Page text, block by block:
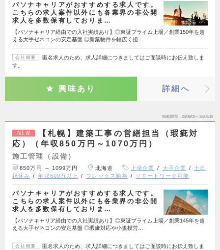
パソナキャリアがおすすめする求人です。
こちらの求人案件以外にも各業界の非公開
求人を多数保有しておりま…
【パソナキャリア経由での入社実績あり】◎東証プライム上場／創業150年を超
える大手ゼネコンの安定基盤 ◎新築物件を幅広く担…
会社概要
匿名求人のため、求人詳細につきましてはご面談時にお伝え致しま
す。
興味あり 詳細へ
掲載期間 26/08/06～26/08/19
NEW
【札幌】建築工事の営繕担当（瑕疵対
応）（年収850万円～1070万円）
施工管理（設備）
850万円 ～ 1099万円 北海道 上場企業 大手企業
土日
祝休み
年収600万以上 フレックス勤務 リモートワーク可能
パソナキャリアがおすすめする求人です。
こちらの求人案件以外にも各業界の非公開
求人を多数保有しておりま…
【パソナキャリア経由での入社実績あり】◎東証プライム上場／創業145年を超
える大手ゼネコンの安定基盤 ◎瑕疵対応や小規模営…
会社概要
匿名求人のため、求人詳細につきましてはご面談時にお伝え致しま